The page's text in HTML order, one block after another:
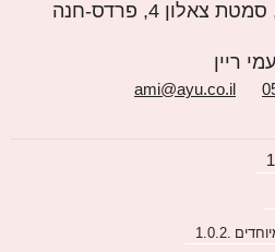
צאלון 4, פרדס-חנה
עמי ריין
ami@ayu.co.il